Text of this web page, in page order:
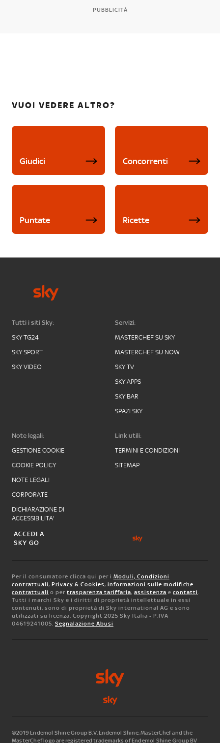
PUBBLICITÀ
VUOI VEDERE ALTRO?
Giudici Concorrenti
Puntate Ricette
Tutti i siti Sky:
SKY TG24
SKY SPORT
SKY VIDEO
Servizi:
MASTERCHEF SU SKY
MASTERCHEF SU NOW
SKY TV
SKY APPS
SKY BAR
SPAZI SKY
Note legali:
GESTIONE COOKIE
COOKIE POLICY
NOTE LEGALI
CORPORATE
DICHIARAZIONE DI
ACCESSIBILITA'
Link utili:
TERMINI E CONDIZIONI
SITEMAP
ACCEDI A
SKY GO
Per il consumatore clicca qui per i Moduli, Condizioni
contrattuali, Privacy & Cookies, informazioni sulle modifiche
contrattuali o per trasparenza tariffaria, assistenza e contatti.
Tutti i marchi Sky e i diritti di proprietà intellettuale in essi
contenuti, sono di proprietà di Sky international AG e sono
utilizzati su licenza. Copyright 2025 Sky Italia - P.IVA
04619241005. Segnalazione Abusi
©2019 Endemol Shine Group B.V. Endemol Shine, MasterChef and the
MasterChef logo are registered trademarks of Endemol Shine Group BV